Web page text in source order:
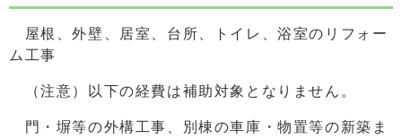
屋根、外壁、居室、台所、トイレ、浴室のリフォー
ム工事
（注意）以下の経費は補助対象となりません。
門・塀等の外構工事、別棟の車庫・物置等の新築ま